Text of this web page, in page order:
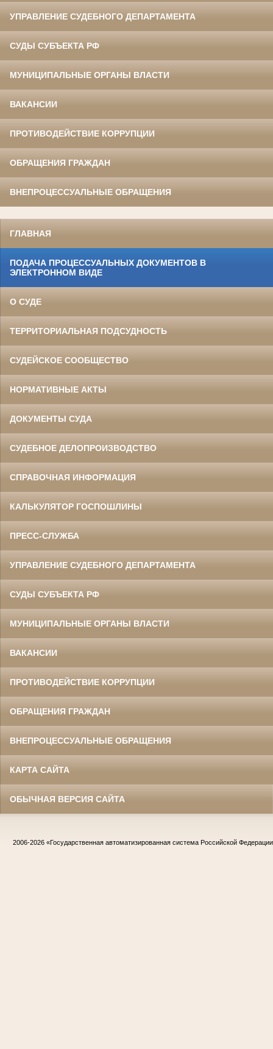
УПРАВЛЕНИЕ СУДЕБНОГО ДЕПАРТАМЕНТА
СУДЫ СУБЪЕКТА РФ
МУНИЦИПАЛЬНЫЕ ОРГАНЫ ВЛАСТИ
ВАКАНСИИ
ПРОТИВОДЕЙСТВИЕ КОРРУПЦИИ
ОБРАЩЕНИЯ ГРАЖДАН
ВНЕПРОЦЕССУАЛЬНЫЕ ОБРАЩЕНИЯ
ГЛАВНАЯ
ПОДАЧА ПРОЦЕССУАЛЬНЫХ ДОКУМЕНТОВ В
ЭЛЕКТРОННОМ ВИДЕ
О СУДЕ
ТЕРРИТОРИАЛЬНАЯ ПОДСУДНОСТЬ
СУДЕЙСКОЕ СООБЩЕСТВО
НОРМАТИВНЫЕ АКТЫ
ДОКУМЕНТЫ СУДА
СУДЕБНОЕ ДЕЛОПРОИЗВОДСТВО
СПРАВОЧНАЯ ИНФОРМАЦИЯ
КАЛЬКУЛЯТОР ГОСПОШЛИНЫ
ПРЕСС-СЛУЖБА
УПРАВЛЕНИЕ СУДЕБНОГО ДЕПАРТАМЕНТА
СУДЫ СУБЪЕКТА РФ
МУНИЦИПАЛЬНЫЕ ОРГАНЫ ВЛАСТИ
ВАКАНСИИ
ПРОТИВОДЕЙСТВИЕ КОРРУПЦИИ
ОБРАЩЕНИЯ ГРАЖДАН
ВНЕПРОЦЕССУАЛЬНЫЕ ОБРАЩЕНИЯ
КАРТА САЙТА
ОБЫЧНАЯ ВЕРСИЯ САЙТА
2006-2026 «Государственная автоматизированная система Российской